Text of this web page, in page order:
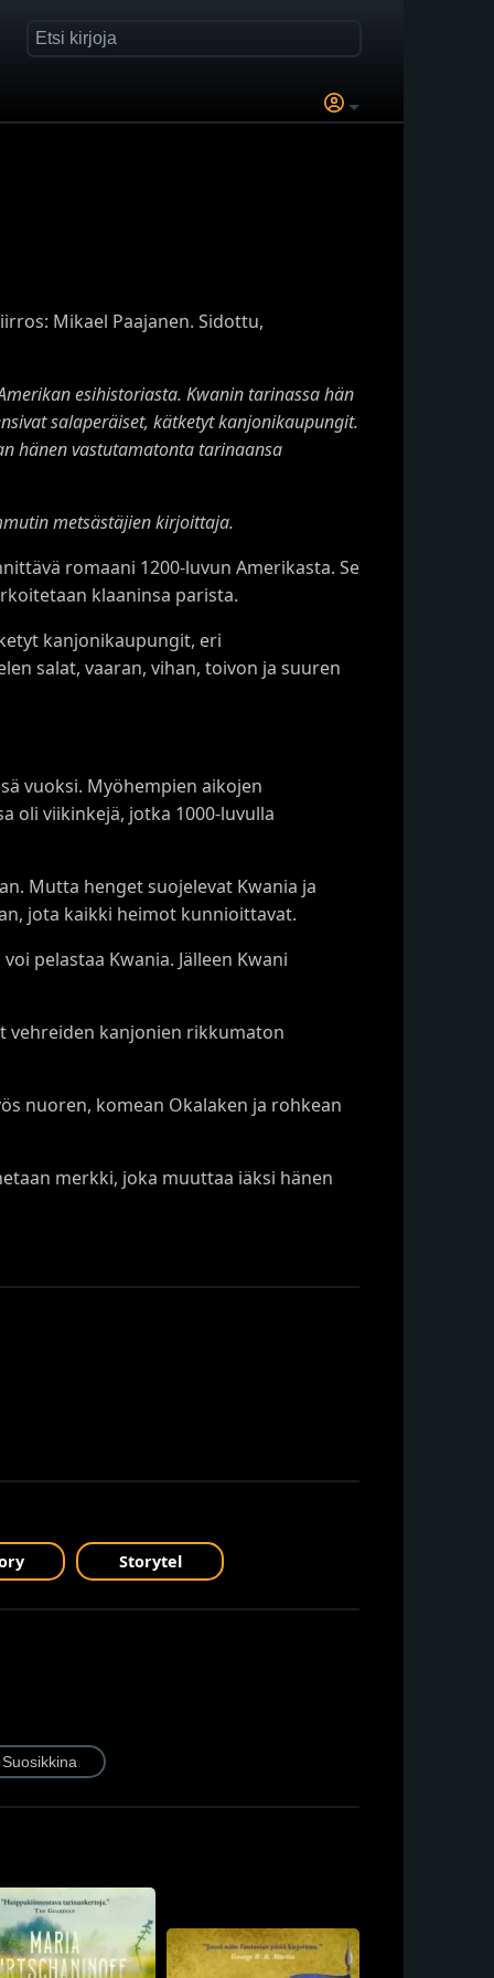
Mikael Paajanen. Sidottu,
esihistoriasta. Kwanin tarinassa hän
salaperäiset, kätketyt kanjonikaupungit.
hänen vastutamatonta tarinaansa
metsästäjien kirjoittaja.
romaani 1200-luvun Amerikasta. Se
klaaninsa parista.
kanjonikaupungit, eri
salat, vaaran, vihan, toivon ja suuren
vuoksi. Myöhempien aikojen
oli viikinkejä, jotka 1000-luvulla
Mutta henget suojelevat Kwania ja
jota kaikki heimot kunnioittavat.
pelastaa Kwania. Jälleen Kwani
vehreiden kanjonien rikkumaton
nuoren, komean Okalaken ja rohkean
merkki, joka muuttaa iäksi hänen
Storytel